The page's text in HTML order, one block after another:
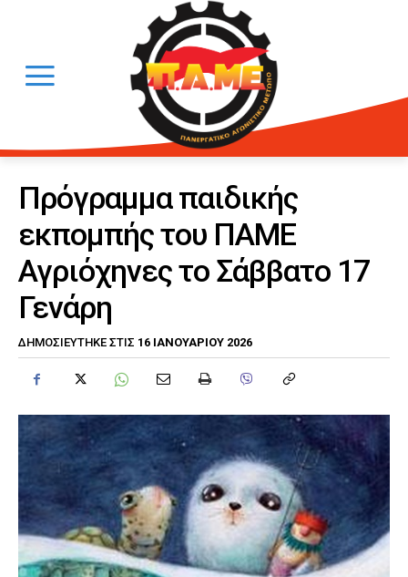
Πρόγραμμα παιδικής
εκπομπής του ΠΑΜΕ
Αγριόχηνες το Σάββατο 17
Γενάρη
ΔΗΜΟΣΙΕΎΤΗΚΕ ΣΤΙΣ 16 ΙΑΝΟΥΑΡΊΟΥ 2026